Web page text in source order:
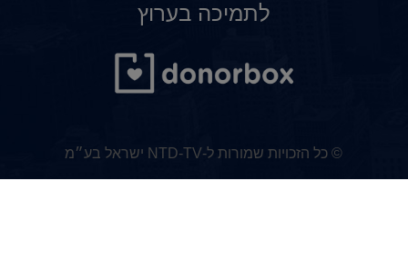
לתמיכה בערוץ
© כל הזכויות שמורות ל-NTD-TV ישראל בע״מ